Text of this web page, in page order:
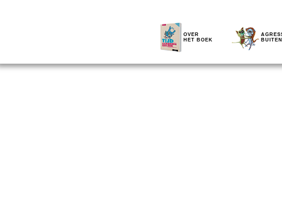
OVER
HET BOEK